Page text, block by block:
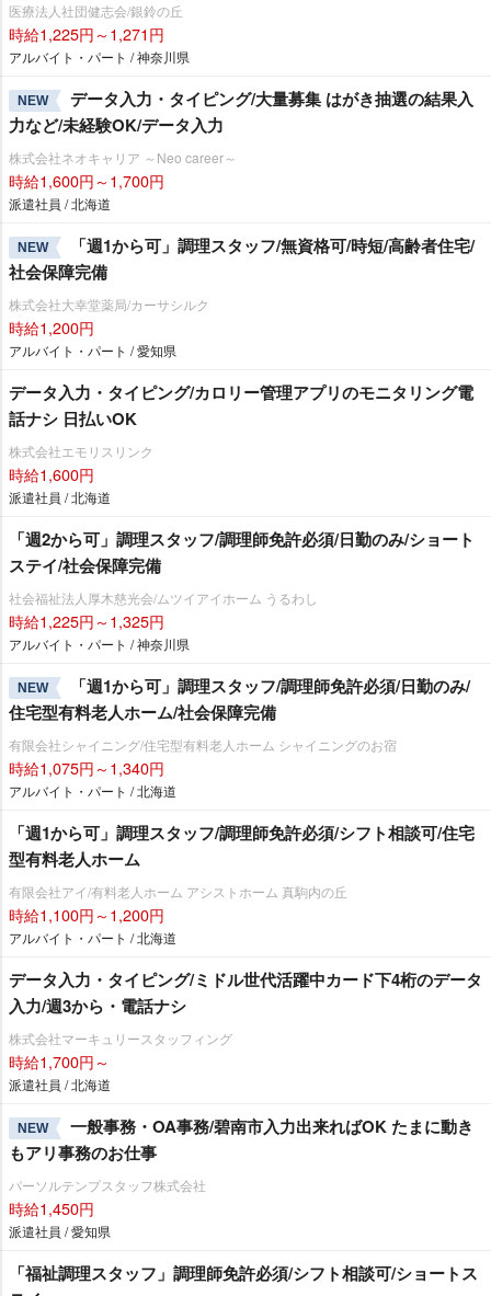
医療法人社団健志会/銀鈴の丘
時給1,225円～1,271円
アルバイト・パート / 神奈川県
NEW
データ入力・タイピング/大量募集 はがき抽選の結果入
力など/未経験OK/データ入力
株式会社ネオキャリア ～Neo career～
時給1,600円～1,700円
派遣社員 / 北海道
NEW
「週1から可」調理スタッフ/無資格可/時短/高齢者住宅/
社会保障完備
株式会社大幸堂薬局/カーサシルク
時給1,200円
アルバイト・パート / 愛知県
データ入力・タイピング/カロリー管理アプリのモニタリング電
話ナシ 日払いOK
株式会社エモリスリンク
時給1,600円
派遣社員 / 北海道
「週2から可」調理スタッフ/調理師免許必須/日勤のみ/ショート
ステイ/社会保障完備
社会福祉法人厚木慈光会/ムツイアイホーム うるわし
時給1,225円～1,325円
アルバイト・パート / 神奈川県
NEW
「週1から可」調理スタッフ/調理師免許必須/日勤のみ/
住宅型有料老人ホーム/社会保障完備
有限会社シャイニング/住宅型有料老人ホーム シャイニングのお宿
時給1,075円～1,340円
アルバイト・パート / 北海道
「週1から可」調理スタッフ/調理師免許必須/シフト相談可/住宅
型有料老人ホーム
有限会社アイ/有料老人ホーム アシストホーム 真駒内の丘
時給1,100円～1,200円
アルバイト・パート / 北海道
データ入力・タイピング/ミドル世代活躍中カード下4桁のデータ
入力/週3から・電話ナシ
株式会社マーキュリースタッフィング
時給1,700円～
派遣社員 / 北海道
NEW
一般事務・OA事務/碧南市入力出来ればOK たまに動き
もアリ事務のお仕事
パーソルテンプスタッフ株式会社
時給1,450円
派遣社員 / 愛知県
「福祉調理スタッフ」調理師免許必須/シフト相談可/ショートス